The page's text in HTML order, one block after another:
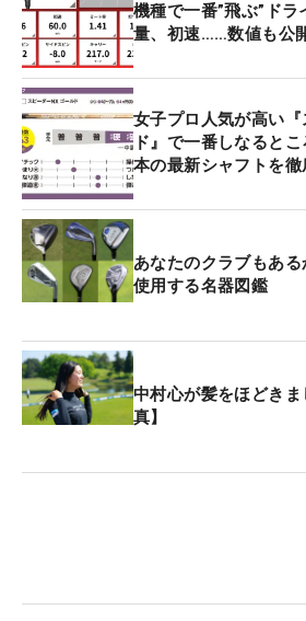
機種で一番”飛ぶ”ド
量、初速……数値も公
女子プロ人気が高い
ド』で一番しなると
本の最新シャフトを徹
あなたのクラブもあ
使用する名器図鑑
中村心が髪をほどき
真】